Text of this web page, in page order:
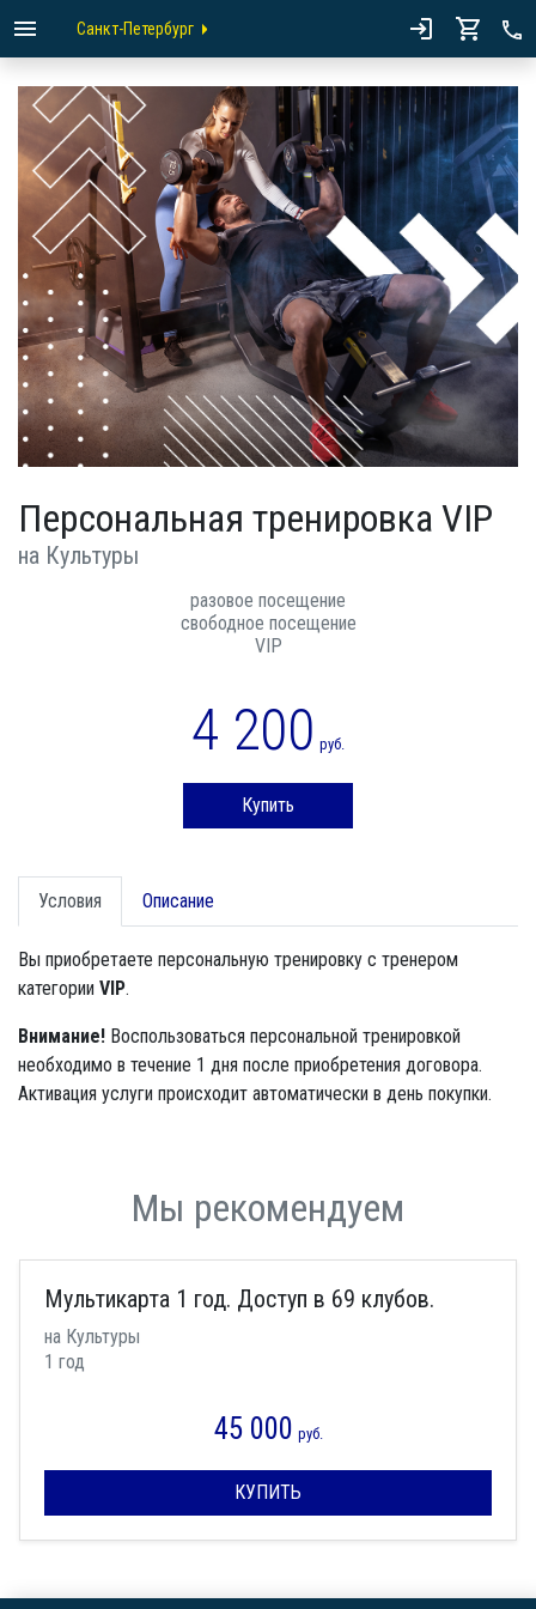
Санкт-Петербург
Персональная тренировка VIP
на Культуры
разовое посещение
свободное посещение
VIP
4 200 руб.
Купить
Условия Описание
Вы приобретаете персональную тренировку с тренером
категории VIP.
Внимание! Воспользоваться персональной тренировкой
необходимо в течение 1 дня после приобретения договора.
Активация услуги происходит автоматически в день покупки.
Мы рекомендуем
Мультикарта 1 год. Доступ в 69 клубов.
на Культуры
1 год
45 000 руб.
КУПИТЬ